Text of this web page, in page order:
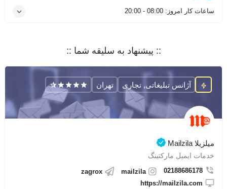
ساعات کار امروز: 08:00 - 20:00
:: پیشنهاد به سلیقه شما ::
میلزیلا Mailzila
خدمات ایمیل مارکتینگ
02188686178
mailzila
zagrox
https://mailzila.com
آژانس تبلیغاتی, تجاری تهران